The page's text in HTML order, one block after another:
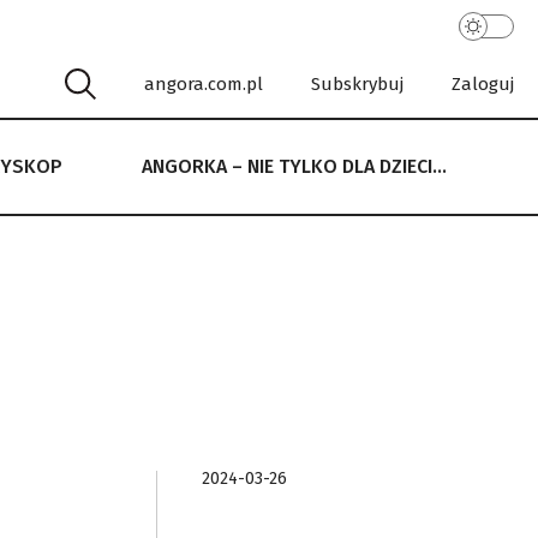
angora.com.pl Subskrybuj Zaloguj
ANGORKA – NIE TYLKO DLA DZIECI…
NIE TYLKO DLA DZIECI…
2024-03-26